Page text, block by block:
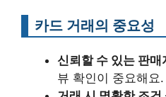
카드 거래의 중요성
신뢰할 수 있는 판매
뷰 확인이 중요해요.